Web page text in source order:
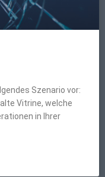
Szenario vor:
Vitrine, welche
in Ihrer